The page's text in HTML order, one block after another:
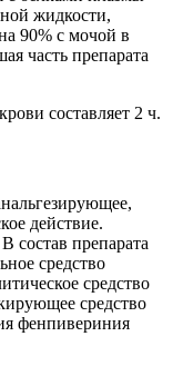
жидкости,
90% с мочой в
часть препарата
составляет 2 ч.
действие.
состав препарата
средство
средство
средство
фенпивериния